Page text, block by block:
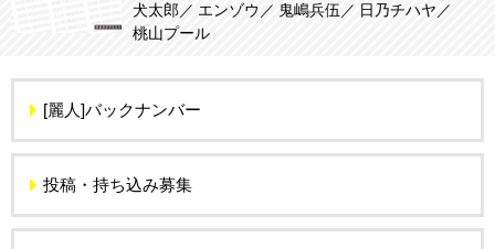
犬太郎 エンゾウ 鬼嶋兵伍
日乃チハヤ
桃山プール
[麗人]バックナンバー
投稿・持ち込み募集